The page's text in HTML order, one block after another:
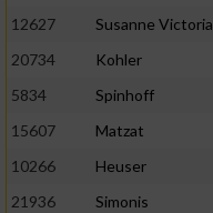
12627
Susanne Victoria
20734
Kohler
5834
Spinhoff
15607
Matzat
10266
Heuser
21936
Simonis